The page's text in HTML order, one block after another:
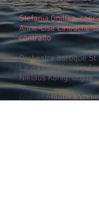
Stefania Gniffke,
Anne-Lise Latouche-
contralto
Orchestre baroque St
Laura Chmelevsky,
Niklaus König, orgue
Gloria d'Antonia